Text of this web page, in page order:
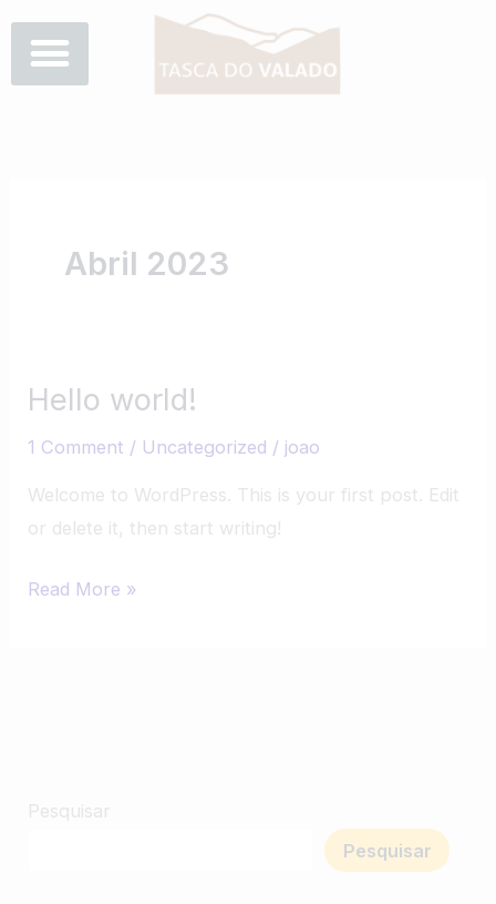
content
Abril 2023
Hello world!
1 Comment / Uncategorized / joao
Welcome to WordPress. This is your first post. Edit
or delete it, then start writing!
Hello
Read More »
Pesquisar